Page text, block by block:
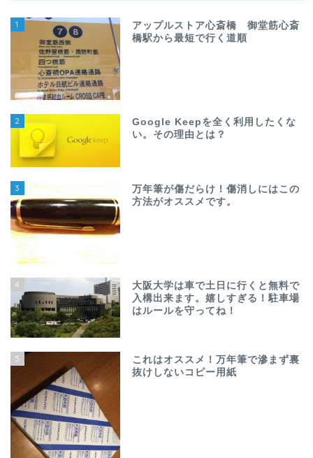
1
アップルストア心斎橋 御堂筋心斎
橋駅から最短で行く道順
2
Google Keepを全く利用したくな
い。その理由とは？
3
万年筆が傷だらけ！傷消しにはこの
方法がオススメです。
4
大阪大学は車で土日に行くと無料で
入構出来ます。嬉しすぎる！駐車場
はルールを守ってね！
5
これはオススメ！万年筆で滲まず裏
抜けしないコピー用紙